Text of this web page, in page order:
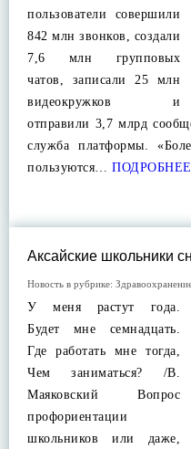
пользователи совершили
842 млн звонков, создали
7,6 млн групповых
чатов, записали 25 млн
видеокружков и
отправили 3,7 млрд
служба платформы.
пользуются… ПОДРОБНЕЕ
Аксайские школьники
Новость в рубрике:
У меня растут года.
Будет мне семнадцать.
Где работать мне тогда,
Чем заниматься? /В.
Маяковский Вопрос
профориентации
школьников или даже,